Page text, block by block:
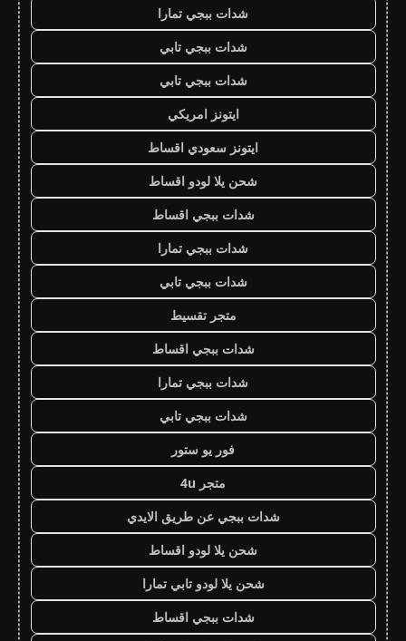
شدات ببجي تمارا
شدات ببجي تابي
شدات ببجي تابي
ايتونز امريكي
ايتونز سعودي اقساط
شحن يلا لودو اقساط
شدات ببجي اقساط
شدات ببجي تمارا
شدات ببجي تابي
متجر تقسيط
شدات ببجي اقساط
شدات ببجي تمارا
شدات ببجي تابي
فور يو ستور
متجر 4u
شدات ببجي عن طريق الايدي
شحن يلا لودو اقساط
شحن يلا لودو تابي تمارا
شدات ببجي اقساط